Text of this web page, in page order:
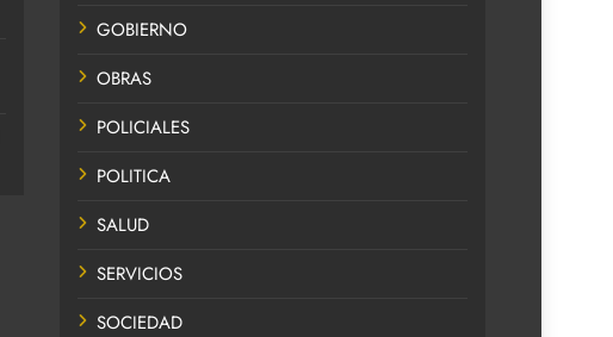
GOBIERNO
OBRAS
POLICIALES
POLITICA
SALUD
SERVICIOS
SOCIEDAD